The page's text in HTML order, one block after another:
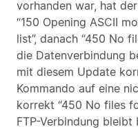
vorhanden war, hat
“150 Opening ASCII
list”, danach “450 No
die Datenverbindung
mit diesem Update
Kommando auf eine
korrekt “450 No files
FTP-Verbindung bleibt